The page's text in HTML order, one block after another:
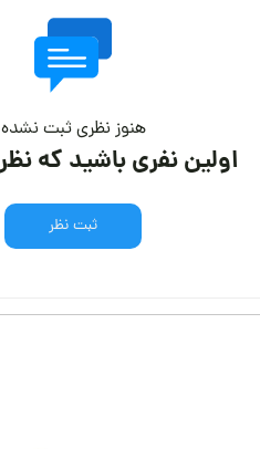
هنوز نظری ثبت نشده
اولین نفری باشید که
ثبت نظر